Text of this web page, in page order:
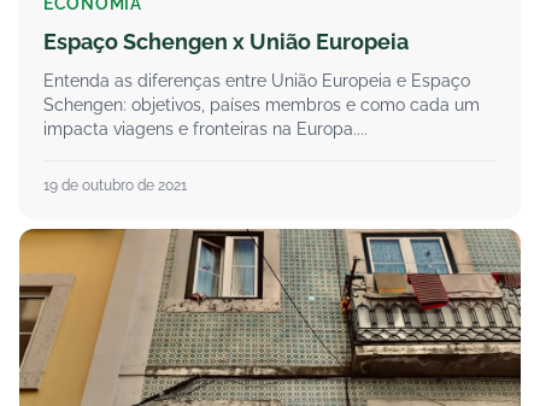
Espaço Schengen x União Europeia
Entenda as diferenças entre União Europeia e Espaço
Schengen: objetivos, países membros e como cada um
impacta viagens e fronteiras na Europa....
19 de outubro de 2021